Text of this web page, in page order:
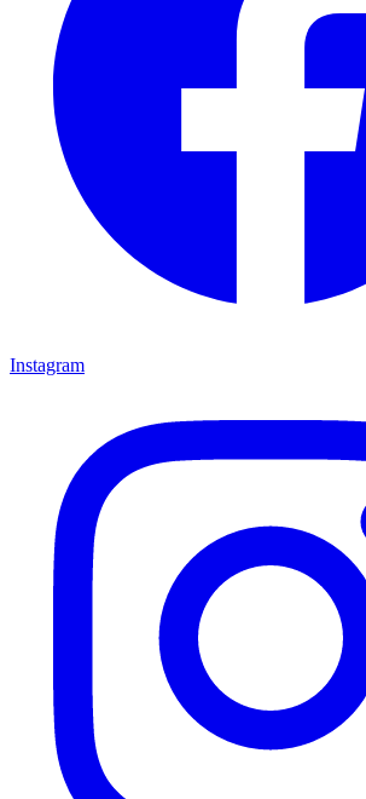
Instagram